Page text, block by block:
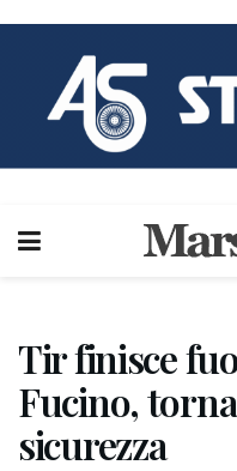
Tir finisce
Fucino,
sicurezza